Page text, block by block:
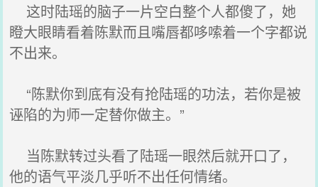
这时陆瑶的脑子一片空白整个人都傻了，她
瞪大眼睛看着陈默而且嘴唇都哆嗦着一个字都说
不出来。
“陈默你到底有没有抢陆瑶的功法，若你是被
诬陷的为师一定替你做主。”
当陈默转过头看了陆瑶一眼然后就开口了，
他的语气平淡几乎听不出任何情绪。